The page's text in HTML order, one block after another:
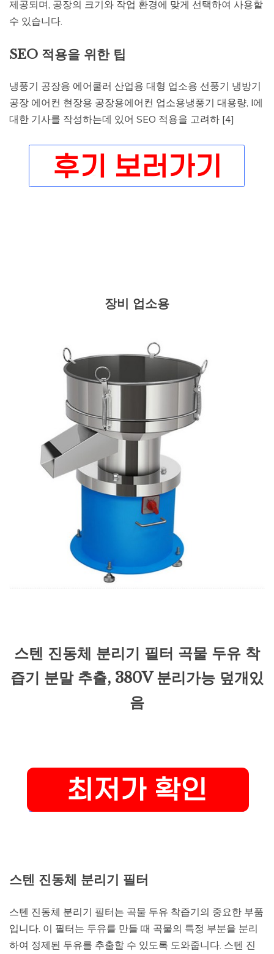
제공되며, 공장의 크기와 작업 환경에 맞게 선택하여 사용할
수 있습니다.
SEO 적용을 위한 팁
냉풍기 공장용 에어쿨러 산업용 대형 업소용 선풍기 냉방기
공장 에어컨 현장용 공장용에어컨 업소용냉풍기 대용량, I에
대한 기사를 작성하는데 있어 SEO 적용을 고려하 [4]
장비 업소용
스텐 진동체 분리기 필터 곡물 두유 착
즙기 분말 추출, 380V 분리가능 덮개있
음
스텐 진동체 분리기 필터
스텐 진동체 분리기 필터는 곡물 두유 착즙기의 중요한 부품
입니다. 이 필터는 두유를 만들 때 곡물의 특정 부분을 분리
하여 정제된 두유를 추출할 수 있도록 도와줍니다. 스텐 진